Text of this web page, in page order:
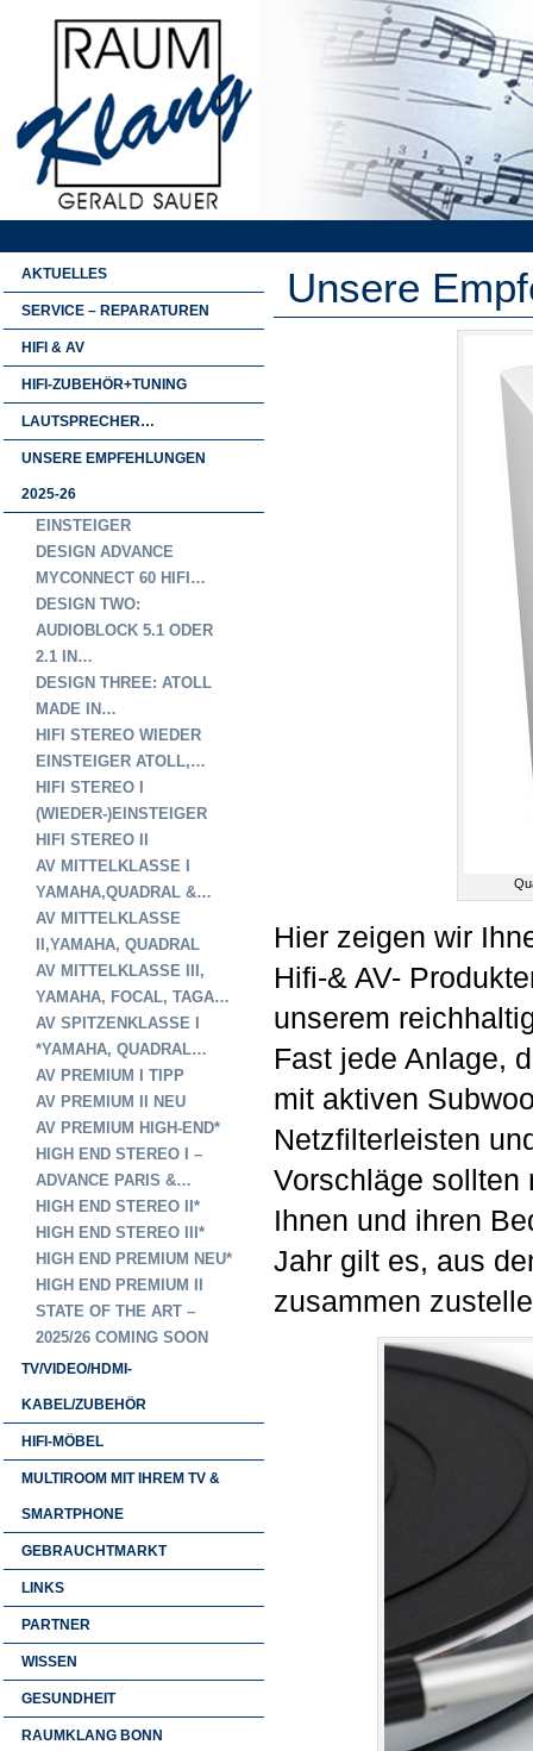
AKTUELLES
SERVICE – REPARATUREN
HIFI & AV
HIFI-ZUBEHÖR+TUNING
LAUTSPRECHER…
UNSERE EMPFEHLUNGEN
2025-26
EINSTEIGER
DESIGN ADVANCE
MYCONNECT 60 HIFI…
DESIGN TWO:
AUDIOBLOCK 5.1 ODER
2.1 IN…
DESIGN THREE: ATOLL
MADE IN…
HIFI STEREO WIEDER
EINSTEIGER ATOLL,…
HIFI STEREO I
(WIEDER-)EINSTEIGER
HIFI STEREO II
AV MITTELKLASSE I
YAMAHA,QUADRAL &…
AV MITTELKLASSE
II,YAMAHA, QUADRAL
AV MITTELKLASSE III,
YAMAHA, FOCAL, TAGA…
AV SPITZENKLASSE I
*YAMAHA, QUADRAL…
AV PREMIUM I TIPP
AV PREMIUM II NEU
AV PREMIUM HIGH-END*
HIGH END STEREO I –
ADVANCE PARIS &…
HIGH END STEREO II*
HIGH END STEREO III*
HIGH END PREMIUM NEU*
HIGH END PREMIUM II
STATE OF THE ART –
2025/26 COMING SOON
TV/VIDEO/HDMI-
KABEL/ZUBEHÖR
HIFI-MÖBEL
MULTIROOM MIT IHREM TV &
SMARTPHONE
GEBRAUCHTMARKT
LINKS
PARTNER
WISSEN
GESUNDHEIT
RAUMKLANG BONN
Unsere
Hier zeigen wir
Hifi-& AV-
unserem
Fast jede Anlage,
mit aktiven
Netzfilterleisten
Vorschläge sollten
Ihnen und ihren
Jahr gilt es, aus
zusammen